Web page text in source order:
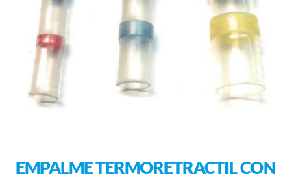
EMPALME TERMORETRACTIL CON